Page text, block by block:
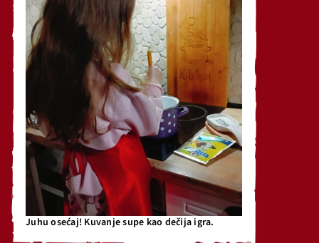
Juhu osećaj! Kuvanje supe kao dečija igra.